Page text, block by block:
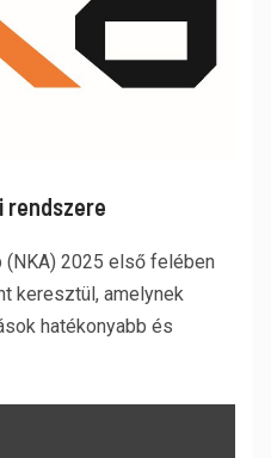
rendszere
2025 első felében
keresztül, amelynek
hatékonyabb és